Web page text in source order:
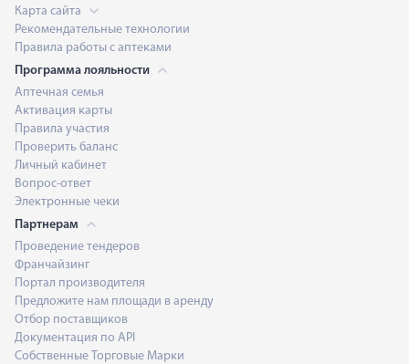
Карта сайта
Рекомендательные технологии
Правила работы с аптеками
Программа лояльности
Аптечная семья
Активация карты
Правила участия
Проверить баланс
Личный кабинет
Вопрос-ответ
Электронные чеки
Партнерам
Проведение тендеров
Франчайзинг
Портал производителя
Предложите нам площади в аренду
Отбор поставщиков
Документация по API
Собственные Торговые Марки